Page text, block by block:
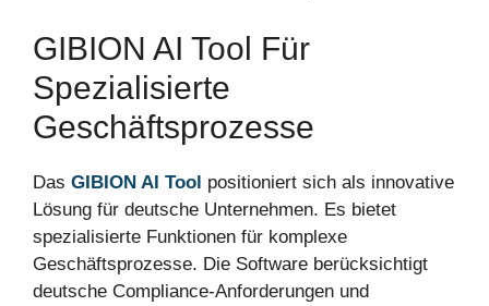
GIBION AI Tool Für
Spezialisierte
Geschäftsprozesse
Das GIBION AI Tool positioniert sich als innovative
Lösung für deutsche Unternehmen. Es bietet
spezialisierte Funktionen für komplexe
Geschäftsprozesse. Die Software berücksichtigt
deutsche Compliance-Anforderungen und